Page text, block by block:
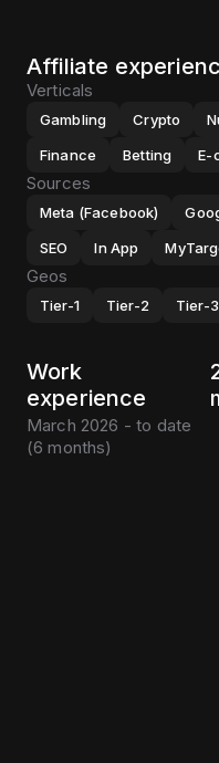
Affiliate
Verticals
Gambling Crypto
Finance
Betting E-
Sources
Meta (Facebook)
SEO
In App
Geos
Tier-1 Tier-2 Tier-3
Work
experience
March 2026 - to date
(6 months)